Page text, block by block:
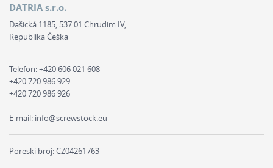
DATRIA s.r.o.
Dašická 1185, 537 01 Chrudim IV,
Republika Češka
Telefon:+420 606 021 608
+420 720 986 929
+420 720 986 926
E-mail: info@screwstock.eu
Poreski broj: CZ04261763